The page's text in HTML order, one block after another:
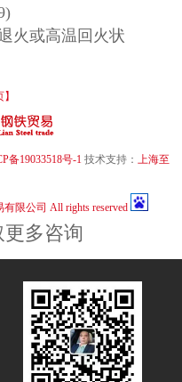
火或高温回火状
备19033518号-1技术支持： 上海至
限公司 All rights reserved
多咨询